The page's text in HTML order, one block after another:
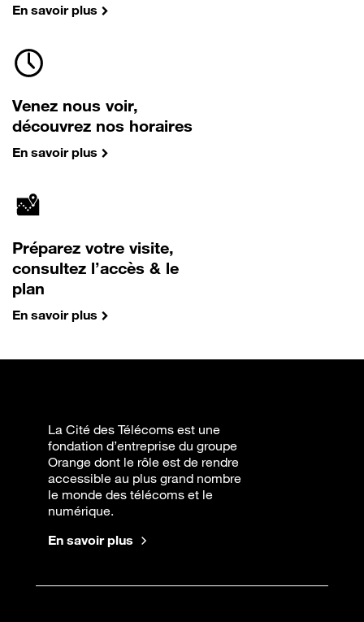
En savoir plus
Venez nous voir,
découvrez nos horaires
En savoir plus
Préparez votre visite,
consultez l’accès & le
plan
En savoir plus
La Cité des Télécoms est une
fondation d’entreprise du groupe
Orange dont le rôle est de rendre
accessible au plus grand nombre
le monde des télécoms et le
numérique.
En savoir plus